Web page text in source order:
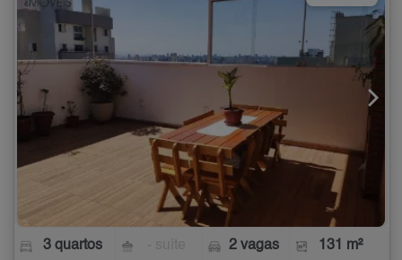
3 quartos 2 vagas 131 m²